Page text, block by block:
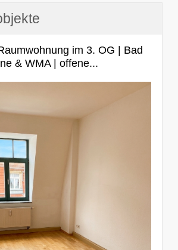
im 3. OG | Bad
& WMA | offene...